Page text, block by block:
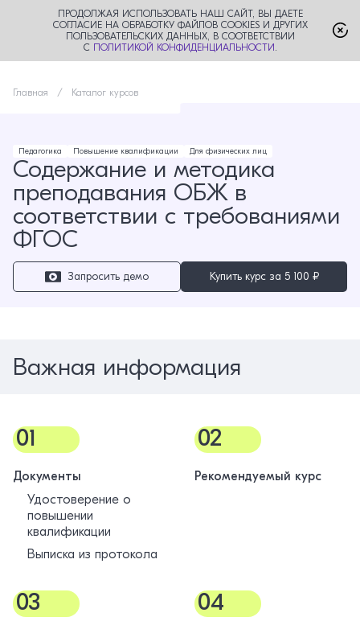
ПРОДОЛЖАЯ ИСПОЛЬЗОВАТЬ НАШ САЙТ, ВЫ ДАЕТЕ
СОГЛАСИЕ НА ОБРАБОТКУ ФАЙЛОВ COOKIES И ДРУГИХ
ПОЛЬЗОВАТЕЛЬСКИХ ДАННЫХ, В СООТВЕТСТВИИ
С ПОЛИТИКОЙ КОНФИДЕНЦИАЛЬНОСТИ .
Главная Каталог курсов
Педагогика Повышение квалификации Для физических лиц
Содержание и методика
преподавания ОБЖ в
соответствии с требованиями
ФГОС
Запросить демо Купить курс за 5 100 ₽
Важная информация
01
Документы
Удостоверение о
повышении
квалификации
Выписка из протокола
02
Рекомендуемый курс
03 04